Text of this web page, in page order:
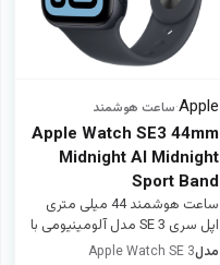
Apple
·ساعت هوشمند
Apple Watch SE3 44mm
Midnight Al Midnight
Sport Band
ساعت هوشمند 44 میلی متری
اپل سری SE 3 مدل آلومینیومی با
بند سیلیکونی
مدلApple Watch SE 3